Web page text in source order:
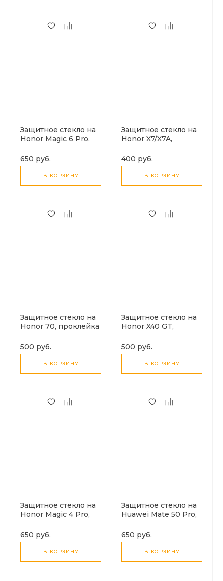
Защитное стекло на
Honor Magic 6 Pro,
черный, X-CASE
650 руб.
В КОРЗИНУ
Защитное стекло на
Honor X7/X7A,
400 руб.
В КОРЗИНУ
Защитное стекло на
Honor 70, проклейка
CASE
500 руб.
В КОРЗИНУ
Защитное стекло на
Honor X40 GT,
черный, X-CASE
500 руб.
В КОРЗИНУ
Защитное стекло на
Honor Magic 4 Pro,
черный, X-CASE
650 руб.
В КОРЗИНУ
Защитное стекло на
Huawei Mate 50 Pro,
черный, X-CASE
650 руб.
В КОРЗИНУ